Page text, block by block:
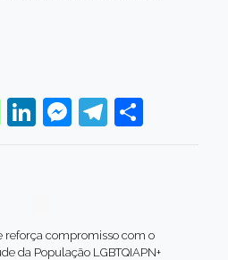
WhatsApp
LinkedIn
Messenger
Telegram
Share
reforça compromisso com o
da População LGBTQIAPN+